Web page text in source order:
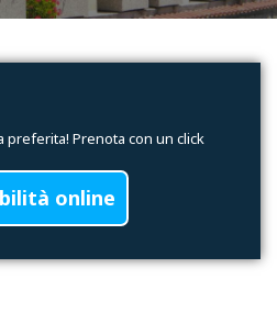
preferita! Prenota con un click
online